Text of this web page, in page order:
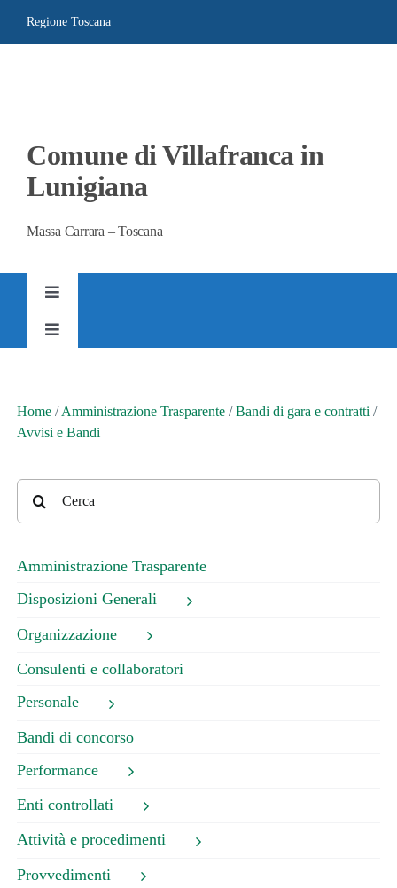
Regione Toscana
Comune di Villafranca in
Lunigiana
Massa Carrara – Toscana
Toggle
Navigation
AMMINISTRAZIONE TRASPARENTE
Toggle
Home /Amministrazione Trasparente /Bandi di gara e contratti /
Avvisi e Bandi
Cerca
per:
Amministrazione Trasparente
Disposizioni Generali
Organizzazione
Consulenti e collaboratori
Personale
Bandi di concorso
Performance
Enti controllati
Attività e procedimenti
Provvedimenti